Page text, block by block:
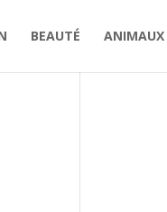
BEAUTÉ ANIMAUX